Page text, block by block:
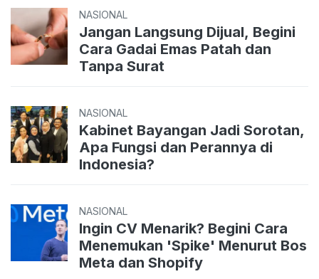
NASIONAL
Jangan Langsung Dijual, Begini
Cara Gadai Emas Patah dan
Tanpa Surat
NASIONAL
Kabinet Bayangan Jadi Sorotan,
Apa Fungsi dan Perannya di
Indonesia?
NASIONAL
Ingin CV Menarik? Begini Cara
Menemukan 'Spike' Menurut Bos
Meta dan Shopify